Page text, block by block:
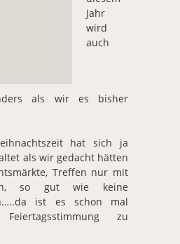
Jahr
wird
auch
als wir es bisher
hat sich ja
als wir gedacht hätten
Treffen nur mit
so gut wie keine
ist es schon mal
zu